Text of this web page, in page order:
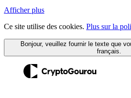
Afficher plus
Ce site utilise des cookies. Plus sur la
Bonjour, veuillez fournir le texte que
français.